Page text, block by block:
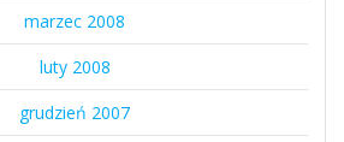
marzec 2008
luty 2008
grudzień 2007